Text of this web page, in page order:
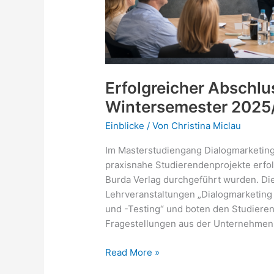
Erfolgreicher
Wintersemester
Einblicke / Von Christina Miclau
Im Masterstudiengang
praxisnahe Studierendenprojekte
Burda Verlag durchgeführt wurden.
Lehrveranstaltungen
und -Testing“ und boten den
Fragestellungen aus der
Erfolgreicher
Read More »